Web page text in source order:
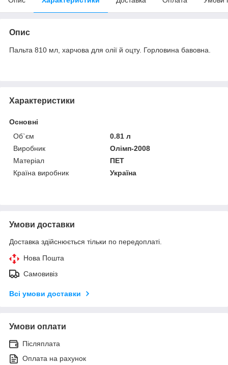
Опис
Пальта 810 мл, харчова для олії й оцту. Горловина бавовна.
Характеристики
Основні
Об`єм
0.81 л
Виробник
Олімп-2008
Матеріал
ПЕТ
Країна виробник
Україна
Умови доставки
Доставка здійснюється тільки по передоплаті.
Нова Пошта
Самовивіз
Всі умови доставки
Умови оплати
Післяплата
Оплата на рахунок